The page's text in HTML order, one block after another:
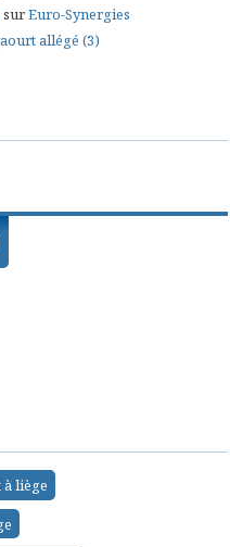
surEuro-Synergies
allégé (3)
liège